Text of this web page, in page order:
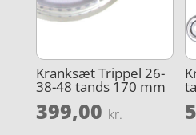
Kranksæt Trippel 26-
38-48 tands 170 mm
399,00 kr.